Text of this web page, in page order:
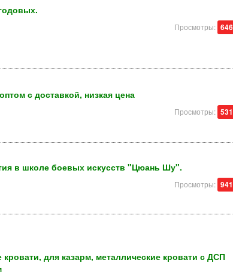
Просмотры: 646
с доставкой, низкая цена
Просмотры: 531
в школе боевых искусств "Цюань Шу".
Просмотры: 941
для казарм, металлические кровати с ДСП